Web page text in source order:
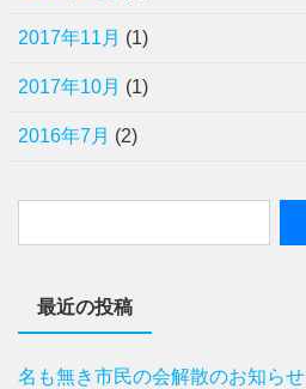
2017年11月 (1)
2017年10月 (1)
2016年7月 (2)
最近の投稿
名も無き市民の会解散のお知らせ